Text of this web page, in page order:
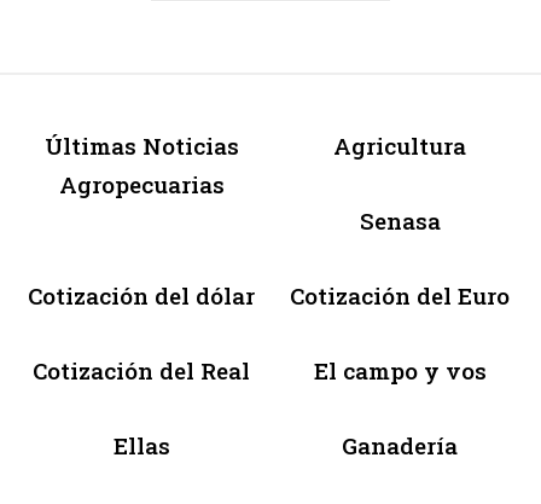
Últimas Noticias
Agropecuarias
Agricultura
Senasa
Cotización del dólar Cotización del Euro
Cotización del Real El campo y vos
Ellas Ganadería